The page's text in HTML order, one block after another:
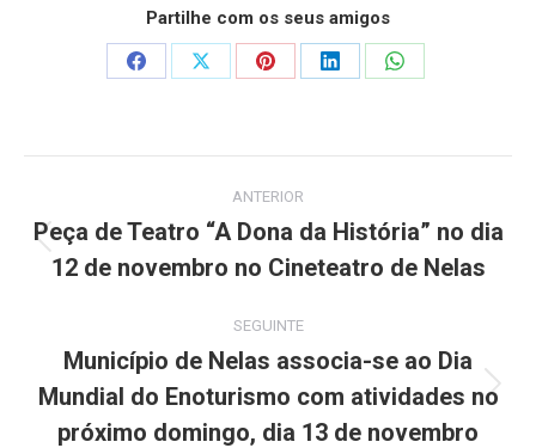
Partilhe com os seus amigos
Share
Share
Share
Share
Share
navigation
ANTERIOR
post:
Peça de Teatro “A Dona da História” no dia
12 de novembro no Cineteatro de Nelas
SEGUINTE
Next
post:
Município de Nelas associa-se ao Dia
Mundial do Enoturismo com atividades no
próximo domingo, dia 13 de novembro